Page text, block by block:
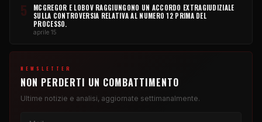
5
MCGREGOR E LOBOV RAGGIUNGONO UN ACCORDO EXTRAGIUDIZIALE
SULLA CONTROVERSIA RELATIVA AL NUMERO 12 PRIMA DEL
PROCESSO.
aprile 15
NEWSLETTER
NON PERDERTI UN COMBATTIMENTO
Ultime notizie e analisi, aggiornate settimanalmente.